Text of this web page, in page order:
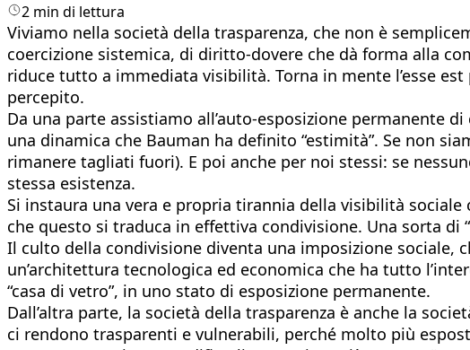
2 min di lettura
Viviamo nella società della trasparenza, che non è
coercizione sistemica, di diritto-dovere che dà forma alla
riduce tutto a immediata visibilità. Torna in mente l’esse
percepito.
Da una parte assistiamo all’auto-esposizione permanente
una dinamica che Bauman ha definito “estimità”. Se non
rimanere tagliati fuori). E poi anche per noi stessi: se
stessa esistenza.
Si instaura una vera e propria tirannia della visibilità
che questo si traduca in effettiva condivisione. Una sorta di
Il culto della condivisione diventa una imposizione sociale,
un’architettura tecnologica ed economica che ha tutto
“casa di vetro”, in uno stato di esposizione permanente.
Dall’altra parte, la società della trasparenza è anche la
ci rendono trasparenti e vulnerabili, perché molto più